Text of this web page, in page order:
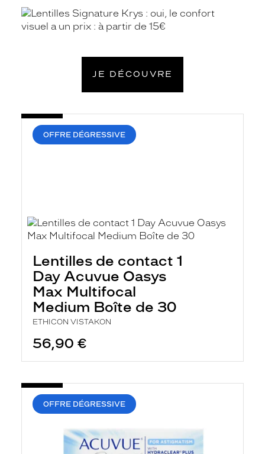
JE DÉCOUVRE
En
savoir
OFFRE DÉGRESSIVE
Lentilles de contact 1
Day Acuvue Oasys
Max Multifocal
Medium Boîte de 30
ETHICON VISTAKON
56,90 €
OFFRE DÉGRESSIVE